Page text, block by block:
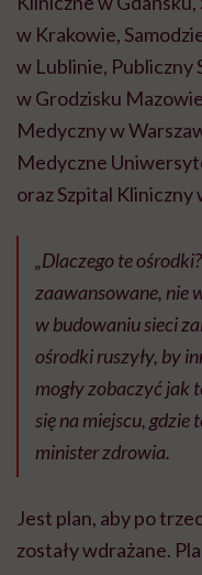
w Krakowie,
w Lublinie, Publiczny
w Grodzisku
Medyczny w
Medyczne
oraz Szpital Kliniczny
„Dlaczego te
zaawansowane, nie
w budowaniu sieci
ośrodki ruszyły, by
mogły zobaczyć jak
się na miejscu, gdzie
minister zdrowia.
Jest plan, aby po
zostały wdrażane.